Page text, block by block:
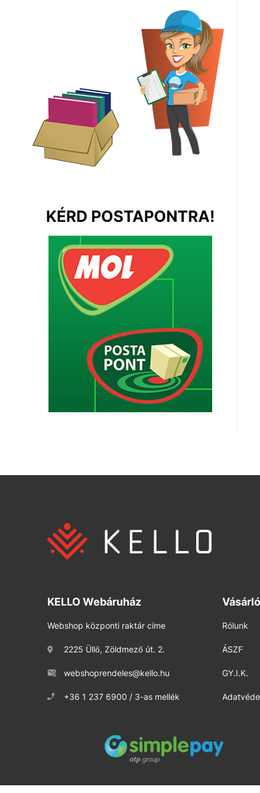
KELLO Webáruház
Webshop központi raktár címe
2225 Üllő, Zöldmező út. 2.
webshoprendeles@kello.hu
+36 1 237 6900 / 3-as mellék
Rólunk
ÁSZF
GY.I.K.